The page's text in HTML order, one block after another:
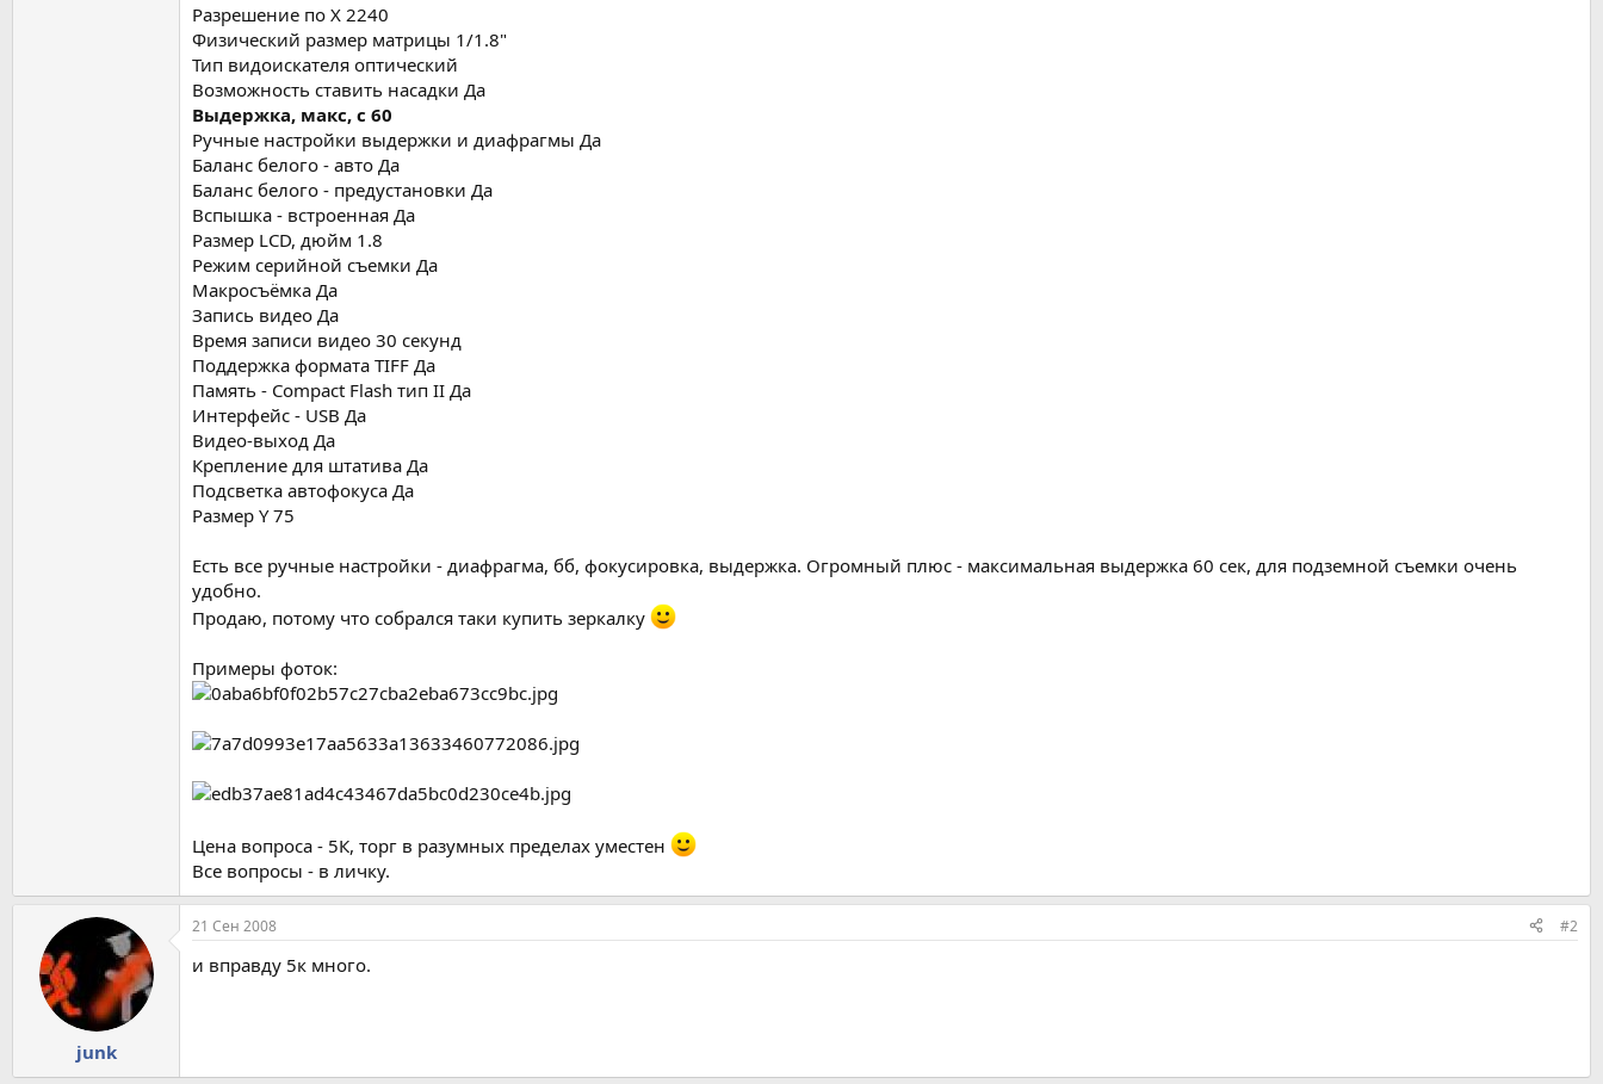
Разрешение по X 2240
Физический размер матрицы 1/1.8"
Тип видоискателя оптический
Возможность ставить насадки Да
Выдержка, макс, с 60
Ручные настройки выдержки и диафрагмы Да
Баланс белого - авто Да
Баланс белого - предустановки Да
Вспышка - встроенная Да
Размер LCD, дюйм 1.8
Режим серийной съемки Да
Макросъёмка Да
Запись видео Да
Время записи видео 30 секунд
Поддержка формата TIFF Да
Память - Compact Flash тип II Да
Интерфейс - USB Да
Видео-выход Да
Крепление для штатива Да
Подсветка автофокуса Да
Размер Y 75
Есть все ручные настройки - диафрагма, бб, фокусировка, выдержка. Огромный плюс - максимальная выдержка 60 сек, для подземной съемки очень
удобно.
Продаю, потому что собрался таки купить зеркалку
Примеры фоток:
Цена вопроса - 5К, торг в разумных пределах уместен
Все вопросы - в личку.
junk
21 Сен 2008 #2
и вправду 5к много.